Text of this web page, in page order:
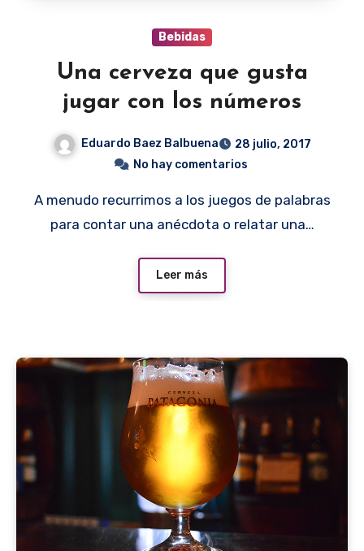
Bebidas
Una cerveza que gusta
jugar con los números
Eduardo Baez Balbuena
28 julio, 2017
No hay comentarios
A menudo recurrimos a los juegos de palabras
para contar una anécdota o relatar una…
Leer más